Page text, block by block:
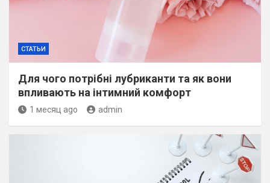
СТАТЬИ
Для чого потрібні лубриканти та як вони
впливають на інтимний комфорт
1 месяц ago admin